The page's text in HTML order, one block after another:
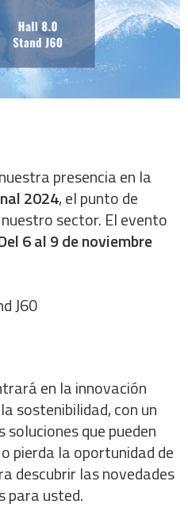
presencia en la
2024, el punto de
sector. El evento
6 al 9 de noviembre
J60
en la innovación
sostenibilidad, con un
que pueden
pierda la oportunidad de
descubrir las novedades
para usted.